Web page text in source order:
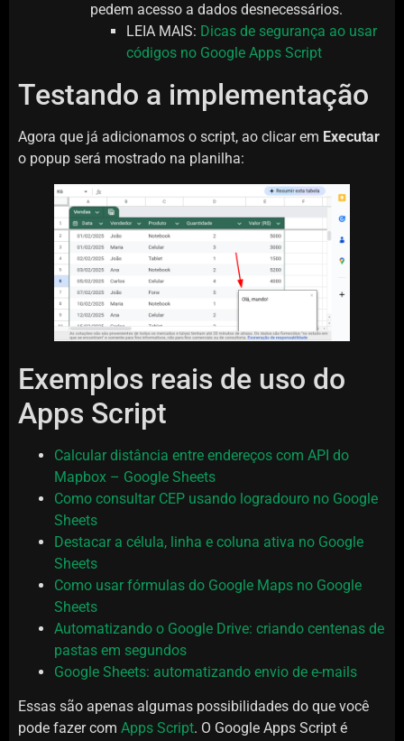
pedem acesso a dados desnecessários.
LEIA MAIS: Dicas de segurança ao usar
códigos no Google Apps Script
Testando a implementação
Agora que já adicionamos o script, ao clicar em Executar
o popup será mostrado na planilha:
Exemplos reais de uso do
Apps Script
Calcular distância entre endereços com API do
Mapbox – Google Sheets
Como consultar CEP usando logradouro no Google
Sheets
Destacar a célula, linha e coluna ativa no Google
Sheets
Como usar fórmulas do Google Maps no Google
Sheets
Automatizando o Google Drive: criando centenas de
pastas em segundos
Google Sheets: automatizando envio de e-mails
Essas são apenas algumas possibilidades do que você
pode fazer com Apps Script. O Google Apps Script é